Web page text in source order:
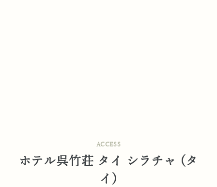
ACCESS
ホテル呉竹荘 タイ シラチャ (タ
イ)